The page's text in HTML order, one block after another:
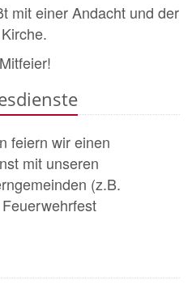
mit einer Andacht und der
feiern wir einen
mit unseren
(z.B.